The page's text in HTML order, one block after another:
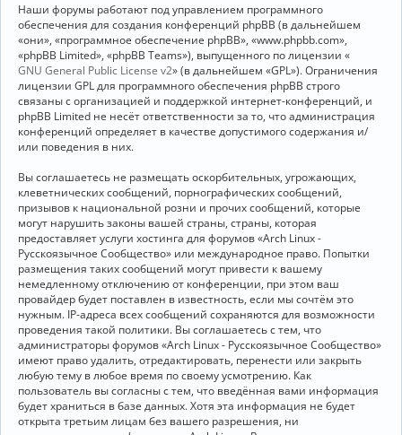
Наши форумы работают под управлением программного
обеспечения для создания конференций phpBB (в дальнейшем
«они», «программное обеспечение phpBB», «www.phpbb.com»,
«phpBB Limited», «phpBB Teams»), выпущенного по лицензии «
GNU General Public License v2» (в дальнейшем «GPL»). Ограничения
лицензии GPL для программного обеспечения phpBB строго
связаны с организацией и поддержкой интернет-конференций, и
phpBB Limited не несёт ответственности за то, что администрация
конференций определяет в качестве допустимого содержания и/
или поведения в них.
Вы соглашаетесь не размещать оскорбительных, угрожающих,
клеветнических сообщений, порнографических сообщений,
призывов к национальной розни и прочих сообщений, которые
могут нарушить законы вашей страны, страны, которая
предоставляет услуги хостинга для форумов «Arch Linux -
Русскоязычное Сообщество» или международное право. Попытки
размещения таких сообщений могут привести к вашему
немедленному отключению от конференции, при этом ваш
провайдер будет поставлен в известность, если мы сочтём это
нужным. IP-адреса всех сообщений сохраняются для возможности
проведения такой политики. Вы соглашаетесь с тем, что
администраторы форумов «Arch Linux - Русскоязычное Сообщество»
имеют право удалить, отредактировать, перенести или закрыть
любую тему в любое время по своему усмотрению. Как
пользователь вы согласны с тем, что введённая вами информация
будет храниться в базе данных. Хотя эта информация не будет
открыта третьим лицам без вашего разрешения, ни